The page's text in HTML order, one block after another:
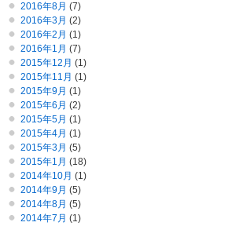
2016年8月 (7)
2016年3月 (2)
2016年2月 (1)
2016年1月 (7)
2015年12月 (1)
2015年11月 (1)
2015年9月 (1)
2015年6月 (2)
2015年5月 (1)
2015年4月 (1)
2015年3月 (5)
2015年1月 (18)
2014年10月 (1)
2014年9月 (5)
2014年8月 (5)
2014年7月 (1)